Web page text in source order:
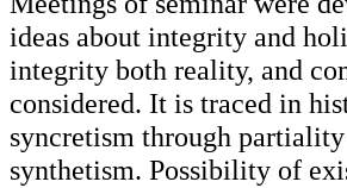
ideas about integrity and
integrity both reality, and
considered. It is traced in
syncretism through
synthetism. Possibility of